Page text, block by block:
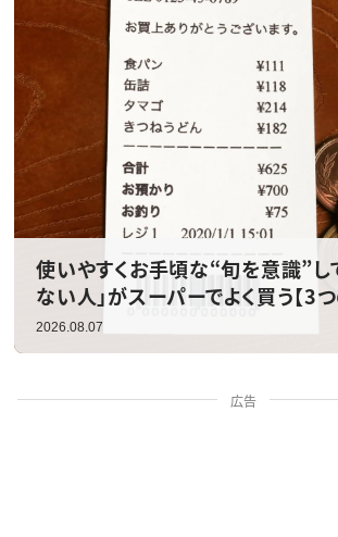
使いやすくお手頃な“旬を意識”し
ない人」がスーパーでよく買う【3
2026.08.07
広告